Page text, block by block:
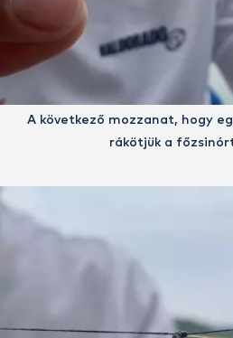
A következő mozzanat, hogy
rákötjük a